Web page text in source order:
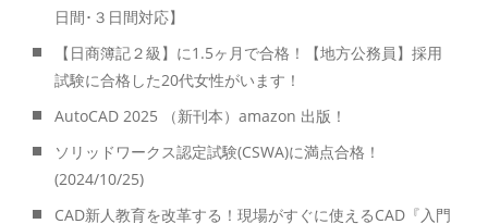
日間･３日間対応】
【日商簿記２級】に1.5ヶ月で合格！【地方公務員】採用
試験に合格した20代女性がいます！
AutoCAD 2025 （新刊本）amazon 出版！
ソリッドワークス認定試験(CSWA)に満点合格！
(2024/10/25)
CAD新人教育を改革する！現場がすぐに使えるCAD『入門